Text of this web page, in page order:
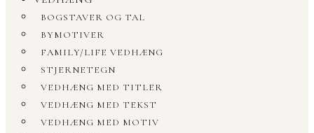
BOGSTAVER OG TAL
BYMOTIVER
FAMILY/LIFE VEDHÆNG
STJERNETEGN
VEDHÆNG MED TITLER
VEDHÆNG MED TEKST
VEDHÆNG MED MOTIV